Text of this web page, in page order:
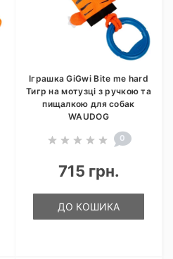
Іграшка GiGwi Bite me hard
Тигр на мотузці з ручкою та
пищалкою для собак
WAUDOG
0
715 грн.
ДО КОШИКА